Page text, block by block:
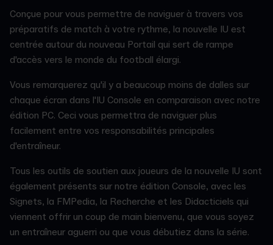
Conçue pour vous permettre de naviguer à travers vos
préparatifs de match à votre rythme, la nouvelle IU est
centrée autour du nouveau Portail qui sert de rampe
d'accès vers le monde du football élargi.
Vous remarquerez qu'il y a beaucoup moins de dalles sur
chaque écran dans l'IU Console en comparaison avec notre
édition PC. Ceci vous permettra de naviguer plus
facilement entre vos responsabilités principales
d'entraîneur.
Tous les outils de soutien aux joueurs de la nouvelle IU sont
également présents sur notre édition Console, avec les
Signets, la FMPedia, la Recherche et les Didacticiels qui
viennent offrir un coup de main bienvenu, que vous soyez
un entraîneur aguerri ou que vous débutiez dans la série.